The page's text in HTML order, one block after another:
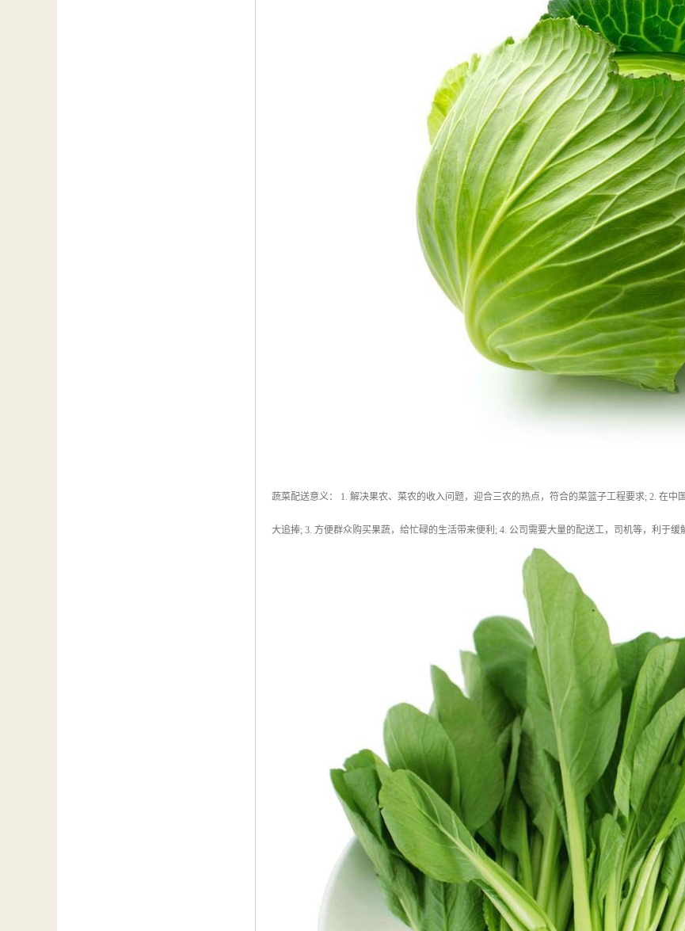
蔬菜配送意义： 1. 解决果农、菜农的收入问题，迎合三农的热点，符合的菜篮子工程要求; 2. 在
大追捧; 3. 方便群众购买果蔬，给忙碌的生活带来便利; 4. 公司需要大量的配送工，司机等，利于缓